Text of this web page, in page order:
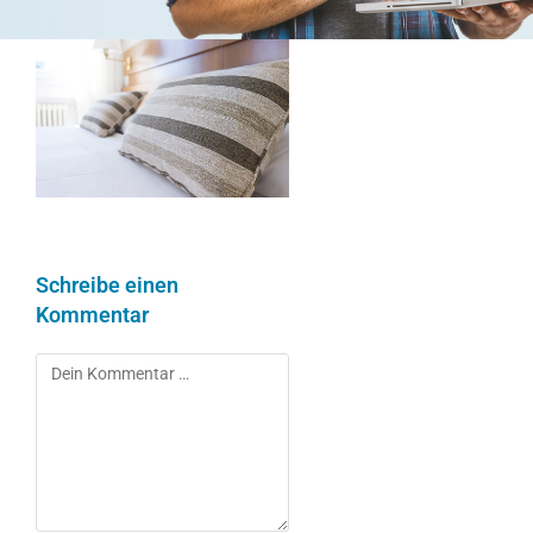
Schreibe einen
Kommentar
Kommentar